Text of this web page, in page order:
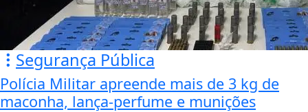
Segurança Pública
Polícia Militar apreende mais de 3 kg de
maconha, lança-perfume e munições